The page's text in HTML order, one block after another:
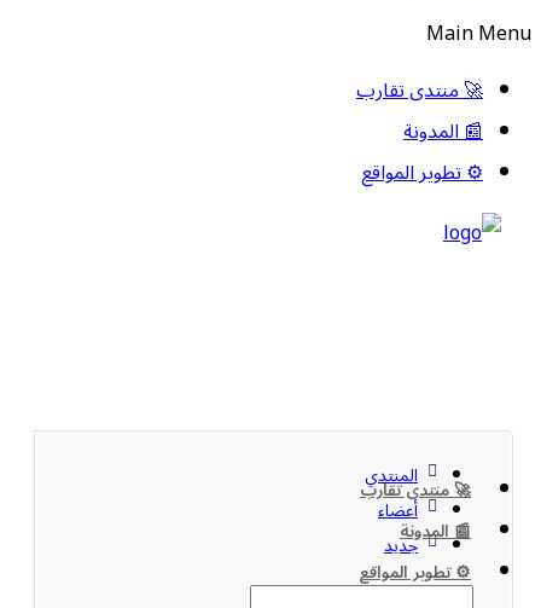
Main Menu
🚀 منتدى تقارب
📰 المدونة
⚙️ تطوير المواقع
🚀 منتدى تقارب
📰 المدونة
⚙️ تطوير المواقع
المنتدي
أعضاء
جديد